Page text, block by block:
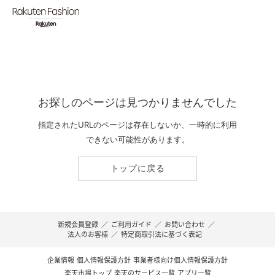
お探しのページは見つかりませんでした
指定されたURLのページは存在しないか、一時的に利用
できない可能性があります。
トップに戻る
新規会員登録 ／ ご利用ガイド ／ お問い合わせ ／
法人のお客様 ／ 特定商取引法に基づく表記
企業情報 個人情報保護方針 事業者様向け個人情報保護方針
楽天市場トップ 楽天のサービス一覧 アプリ一覧